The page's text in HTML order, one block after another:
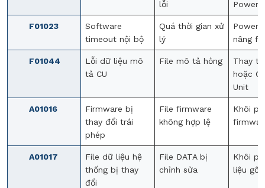
lỗi
Power
F01023
Software
timeout nội bộ
Quá thời gian xử
lý
Power
nâng
F01044
Lỗi dữ liệu mô
tả CU
File mô tả hỏng
Thay
hoặc
Unit
A01016
Firmware bị
thay đổi trái
phép
File firmware
không hợp lệ
Khôi
A01017
File dữ liệu hệ
thống bị thay
đổi
File DATA bị
chỉnh sửa
Khôi
liệu gốc